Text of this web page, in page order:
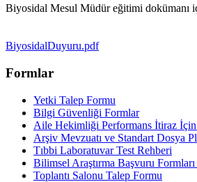
Biyosidal Mesul Müdür eğitimi dokümanı
BiyosidalDuyuru.pdf
Formlar
Yetki Talep Formu
Bilgi Güvenliği Formlar
Aile Hekimliği Performans İtiraz
Arşiv Mevzuatı ve Standart Dosya
Tıbbi Laboratuvar Test Rehberi
Bilimsel Araştırma Başvuru
Toplantı Salonu Talep Formu